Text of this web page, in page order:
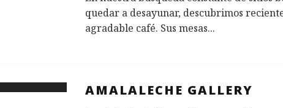
quedar a desayunar, descubrimos
agradable café. Sus mesas...
AMALALECHE GALLERY